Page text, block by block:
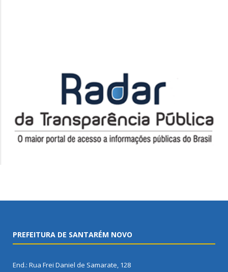
PREFEITURA DE SANTARÉM NOVO
End.: Rua Frei Daniel de Samarate, 128